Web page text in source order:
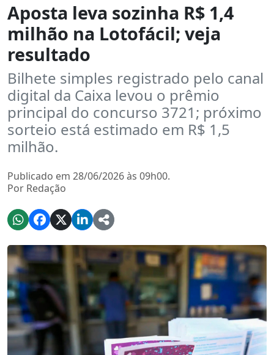
Aposta leva sozinha R$ 1,4
milhão na Lotofácil; veja
resultado
Bilhete simples registrado pelo canal
digital da Caixa levou o prêmio
principal do concurso 3721; próximo
sorteio está estimado em R$ 1,5
milhão.
Publicado em 28/06/2026 às 09h00.
Por Redação